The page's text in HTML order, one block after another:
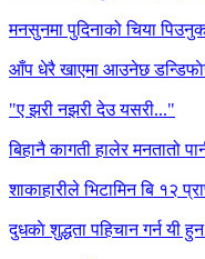
मनसुनमा पुदिनाको चिया
आँप धेरै खाएमा आउनेछ
"ए झरी नझरी देउ यसरी..."
बिहानै कागती हालेर मनतातो
शाकाहारीले भिटामिन बि १२
दुधकाे शुद्धता पहिचान गर्न यी